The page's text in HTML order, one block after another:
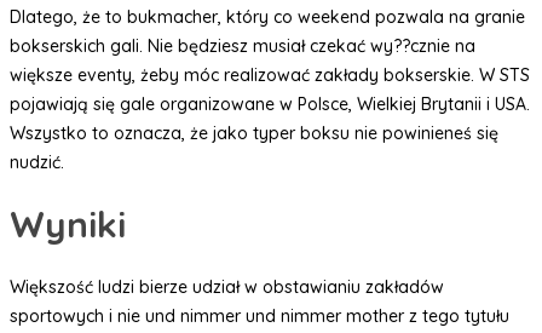
Dlatego, że to bukmacher, który co weekend pozwala na granie
bokserskich gali. Nie będziesz musiał czekać wy??cznie na
większe eventy, żeby móc realizować zakłady bokserskie. W STS
pojawiają się gale organizowane w Polsce, Wielkiej Brytanii i USA.
Wszystko to oznacza, że jako typer boksu nie powinieneś się
nudzić.
Wyniki
Większość ludzi bierze udział w obstawianiu zakładów
sportowych i nie und nimmer und nimmer mother z tego tytułu